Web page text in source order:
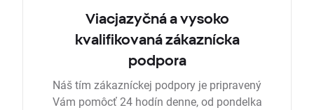
Viacjazyčná a vysoko
kvalifikovaná zákaznícka
podpora
Náš tím zákazníckej podpory je pripravený
Vám pomôcť 24 hodín denne, od pondelka